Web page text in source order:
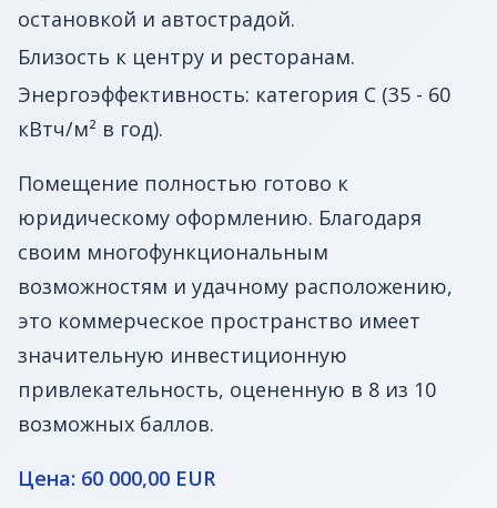
остановкой и автострадой.
Близость к центру и ресторанам.
Энергоэффективность: категория C (35 - 60
кВтч/м² в год).
Помещение полностью готово к
юридическому оформлению. Благодаря
своим многофункциональным
возможностям и удачному расположению,
это коммерческое пространство имеет
значительную инвестиционную
привлекательность, оцененную в 8 из 10
возможных баллов.
Цена: 60 000,00 EUR